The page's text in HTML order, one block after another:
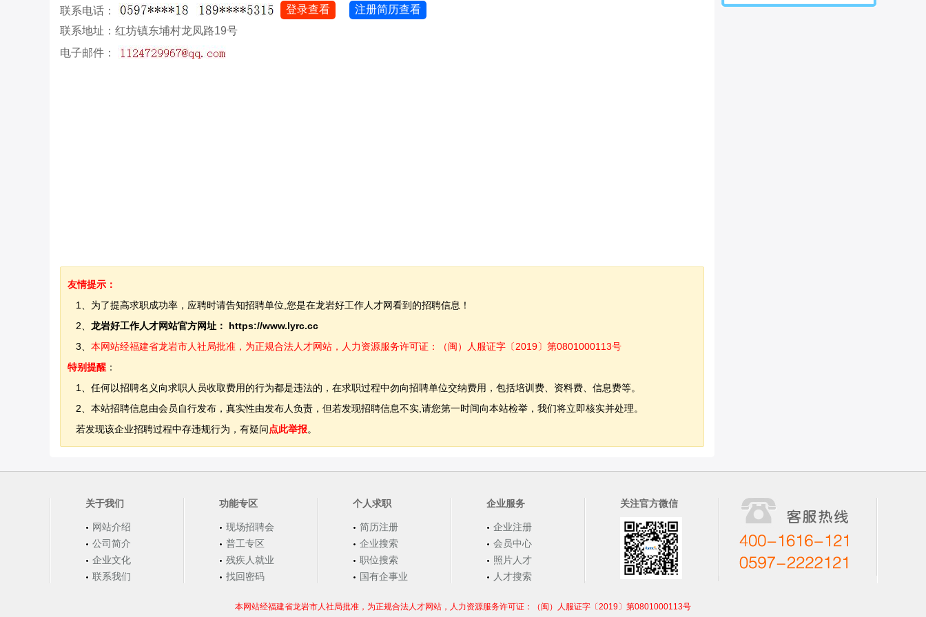
联系电话：
登录查看
注册简历查看
联系地址：红坊镇东埔村龙凤路19号
电子邮件：
友情提示：
1、为了提高求职成功率，应聘时请告知招聘单位,您是在龙岩好工作人才网看到的招聘信息！
2、 龙岩好工作人才网站官方网址： https://www.lyrc.cc
3、 本网站经福建省龙岩市人社局批准，为正规合法人才网站，人力资源服务许可证：（闽）人服证字〔2019〕第0801000113号
特别提醒 ：
1、任何以招聘名义向求职人员收取费用的行为都是违法的，在求职过程中勿向招聘单位交纳费用，包括培训费、资料费、信息费等。
2、本站招聘信息由会员自行发布，真实性由发布人负责，但若发现招聘信息不实,请您第一时间向本站检举，我们将立即核实并处理。
若发现该企业招聘过程中存违规行为，有疑问点此举报。
关于我们
网站介绍
公司简介
企业文化
联系我们
功能专区
现场招聘会
普工专区
残疾人就业
找回密码
个人求职
简历注册
企业搜索
职位搜索
国有企事业
企业服务
企业注册
会员中心
照片人才
人才搜索
关注官方微信
本网站经福建省龙岩市人社局批准，为正规合法人才网站，人力资源服务许可证：（闽）人服证字〔2019〕第0801000113号